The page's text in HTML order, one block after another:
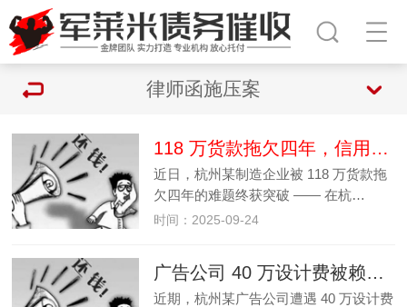
律师函施压案
118 万货款拖欠四年，信用催收打破僵局
近日，杭州某制造企业被 118 万货款拖
欠四年的难题终获突破 —— 在杭…
时间：2025-09-24
广告公司 40 万设计费被赖账，法律介入快速回款
近期，杭州某广告公司遭遇 40 万设计费